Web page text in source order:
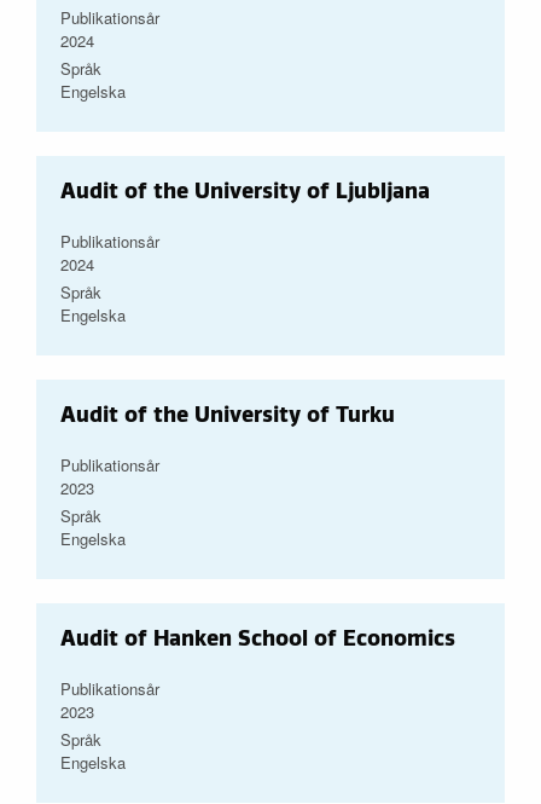
Publikationsår
2024
Språk
Engelska
Audit of the University of Ljubljana
Publikationsår
2024
Språk
Engelska
Audit of the University of Turku
Publikationsår
2023
Språk
Engelska
Audit of Hanken School of Economics
Publikationsår
2023
Språk
Engelska